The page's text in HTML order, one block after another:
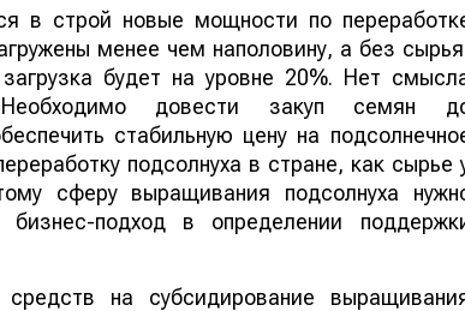
в строй новые мощности по
менее чем наполовину, а без
будет на уровне 20%. Нет
довести закуп семян
стабильную цену на
подсолнуха в стране, как сырье
сферу выращивания подсолнуха
подход в определении
на субсидирование